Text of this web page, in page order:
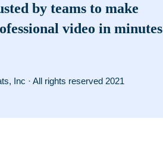
by teams to make
video in minutes
Inc · All rights reserved 2021